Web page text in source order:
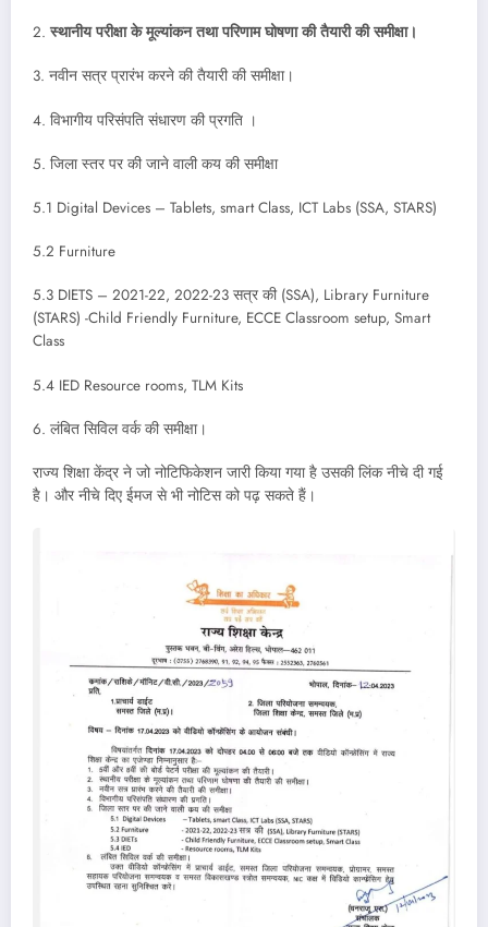
2.स्थानीय परीक्षा के मूल्यांकन तथा परिणाम घोषणा की तैयारी की समीक्षा।
3. नवीन सत्र प्रारंभ करने की तैयारी की समीक्षा।
4. विभागीय परिसंपति संधारण की प्रगति ।
5. जिला स्तर पर की जाने वाली कय की समीक्षा
5.1 Digital Devices – Tablets, smart Class, ICT Labs (SSA, STARS)
5.2 Furniture
5.3 DIETS – 2021-22, 2022-23 सत्र की (SSA), Library Furniture
(STARS) -Child Friendly Furniture, ECCE Classroom setup, Smart
Class
5.4 IED Resource rooms, TLM Kits
6. लंबित सिविल वर्क की समीक्षा।
राज्य शिक्षा केंद्र ने जो नोटिफिकेशन जारी किया गया है उसकी लिंक नीचे दी गई
है। और नीचे दिए ईमज से भी नोटिस को पढ़ सकते हैं।